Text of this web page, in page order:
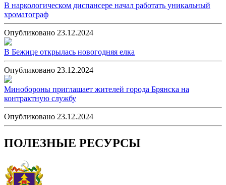
В наркологическом диспансере начал работать уникальный
хроматограф
Опубликовано 23.12.2024
В Бежице открылась новогодняя елка
Опубликовано 23.12.2024
Минобороны приглашает жителей города Брянска на
контрактную службу
Опубликовано 23.12.2024
ПОЛЕЗНЫЕ РЕСУРСЫ